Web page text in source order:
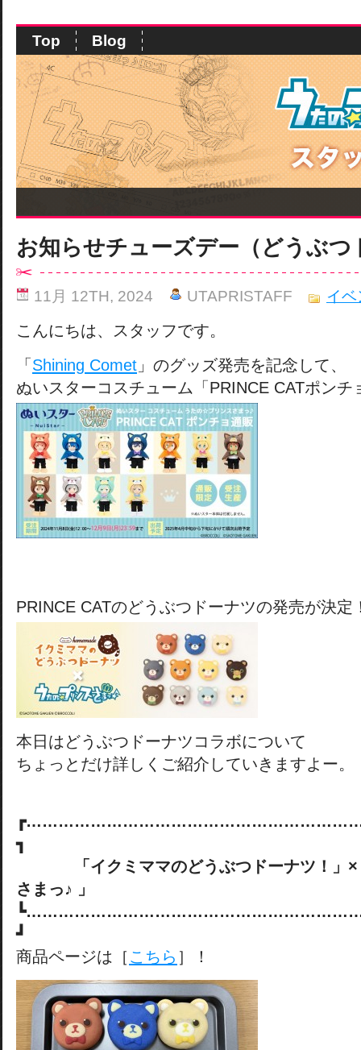
Top Blog
お知らせチューズデー（どうぶつ
11月 12TH, 2024 UTAPRISTAFF イベ
こんにちは、スタッフです。
「 Shining Comet 」のグッズ発売を記念して、
ぬいスターコスチューム「PRINCE CATポンチ
PRINCE CATのどうぶつドーナツの発売が決定
本日はどうぶつドーナツコラボについて
ちょっとだけ詳しくご紹介していきますよー。
┓
「イクミママのどうぶつドーナツ！」×
さまっ♪ 」
┛
商品ページは［ こちら ］！